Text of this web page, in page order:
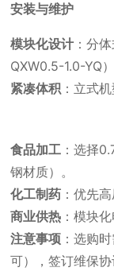
安装与维护
模块化设计 ：分
QXW0.5-1.0-YQ）
紧凑体积 ：立式
食品加工 ：选择
钢材质）。
化工制药 ：优先
商业供热 ：模块
注意事项 ：选购
可），签订维保协